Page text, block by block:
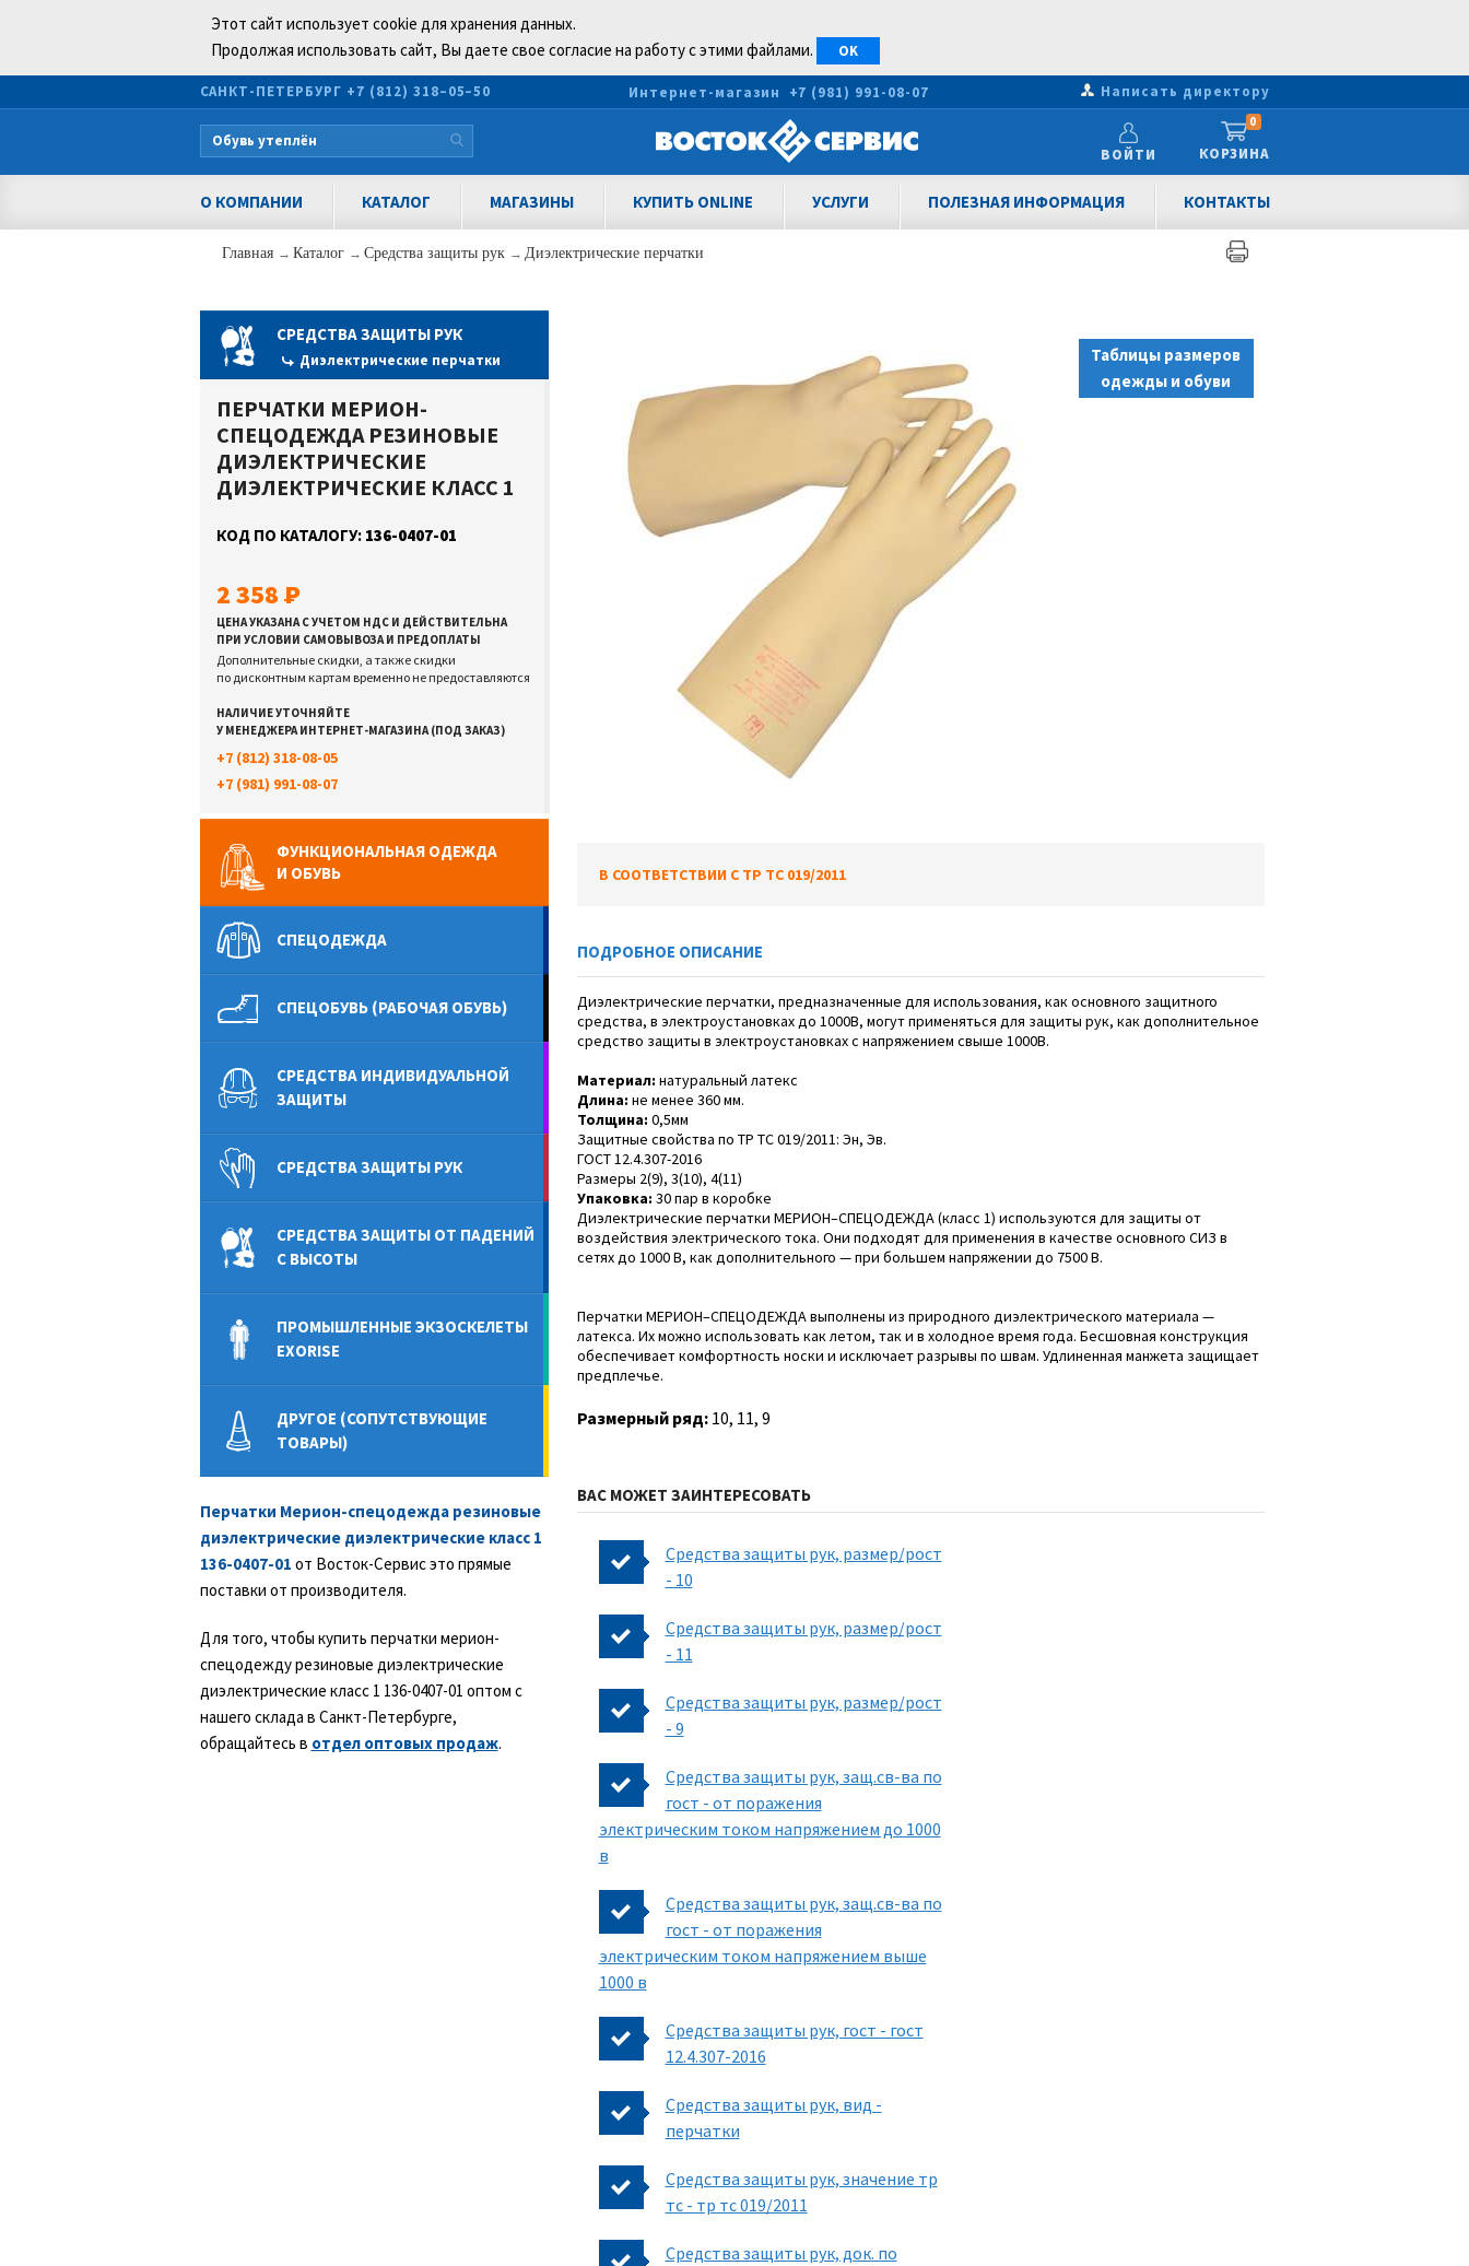
Этот сайт использует cookie для хранения данных.
Продолжая использовать сайт, Вы даете свое согласие на работу с этими файлами.
OK
САНКТ-ПЕТЕРБУРГ +7 (812) 318–05–50 Интернет-магазин +7 (981) 991-08-07 Написать директору
ВОЙТИ КОРЗИНА
0
О КОМПАНИИ КАТАЛОГ МАГАЗИНЫ КУПИТЬ ONLINE УСЛУГИ ПОЛЕЗНАЯ ИНФОРМАЦИЯ КОНТАКТЫ
Главная → Каталог → Средства защиты рук → Диэлектрические перчатки
Таблицы размеров
одежды и обуви
В СООТВЕТСТВИИ С ТР ТС 019/2011
ПОДРОБНОЕ ОПИСАНИЕ
Диэлектрические перчатки, предназначенные для использования, как основного защитного
средства, в электроустановках до 1000В, могут применяться для защиты рук, как дополнительное
средство защиты в электроустановках с напряжением свыше 1000В.
Материал: натуральный латекс
Длина: не менее 360 мм.
Толщина: 0,5мм
Защитные свойства по ТР ТС 019/2011: Эн, Эв.
ГОСТ 12.4.307-2016
Размеры 2(9), 3(10), 4(11)
Упаковка: 30 пар в коробке
Диэлектрические перчатки МЕРИОН–СПЕЦОДЕЖДА (класс 1) используются для защиты от
воздействия электрического тока. Они подходят для применения в качестве основного СИЗ в
сетях до 1000 В, как дополнительного — при большем напряжении до 7500 В.
Перчатки МЕРИОН–СПЕЦОДЕЖДА выполнены из природного диэлектрического материала —
латекса. Их можно использовать как летом, так и в холодное время года. Бесшовная конструкция
обеспечивает комфортность носки и исключает разрывы по швам. Удлиненная манжета защищает
предплечье.
Размерный ряд:10, 11, 9
ВАС МОЖЕТ ЗАИНТЕРЕСОВАТЬ
Средства защиты рук, размер/рост
- 10
Средства защиты рук, размер/рост
- 11
Средства защиты рук, размер/рост
- 9
Средства защиты рук, защ.св-ва по
гост - от поражения
электрическим током напряжением до 1000
в
Средства защиты рук, защ.св-ва по
гост - от поражения
электрическим током напряжением выше
1000 в
Средства защиты рук, гост - гост
12.4.307-2016
Средства защиты рук, вид -
перчатки
Средства защиты рук, значение тр
тс - тр тс 019/2011
Средства защиты рук, док. по
СРЕДСТВА ЗАЩИТЫ РУК
Диэлектрические перчатки
ПЕРЧАТКИ МЕРИОН-
СПЕЦОДЕЖДА РЕЗИНОВЫЕ
ДИЭЛЕКТРИЧЕСКИЕ
ДИЭЛЕКТРИЧЕСКИЕ КЛАСС 1
КОД ПО КАТАЛОГУ: 136-0407-01
2 358
ЦЕНА УКАЗАНА С УЧЕТОМ НДС И ДЕЙСТВИТЕЛЬНА
ПРИ УСЛОВИИ САМОВЫВОЗА И ПРЕДОПЛАТЫ
Дополнительные скидки, а также скидки
по дисконтным картам временно не предоставляются
НАЛИЧИЕ УТОЧНЯЙТЕ
У МЕНЕДЖЕРА ИНТЕРНЕТ-МАГАЗИНА (ПОД ЗАКАЗ)
+7 (812) 318-08-05
+7 (981) 991-08-07
ФУНКЦИОНАЛЬНАЯ ОДЕЖДА
И ОБУВЬ
СПЕЦОДЕЖДА
СПЕЦОБУВЬ (РАБОЧАЯ ОБУВЬ)
СРЕДСТВА ИНДИВИДУАЛЬНОЙ
ЗАЩИТЫ
СРЕДСТВА ЗАЩИТЫ РУК
СРЕДСТВА ЗАЩИТЫ ОТ ПАДЕНИЙ
С ВЫСОТЫ
ПРОМЫШЛЕННЫЕ ЭКЗОСКЕЛЕТЫ
EXORISE
ДРУГОЕ (СОПУТСТВУЮЩИЕ
ТОВАРЫ)
Перчатки Мерион-спецодежда резиновые
диэлектрические диэлектрические класс 1
136-0407-01 от Восток-Сервис это прямые
поставки от производителя.
Для того, чтобы купить перчатки мерион-
спецодежду резиновые диэлектрические
диэлектрические класс 1 136-0407-01 оптом с
нашего склада в Санкт-Петербурге,
обращайтесь в отдел оптовых продаж.